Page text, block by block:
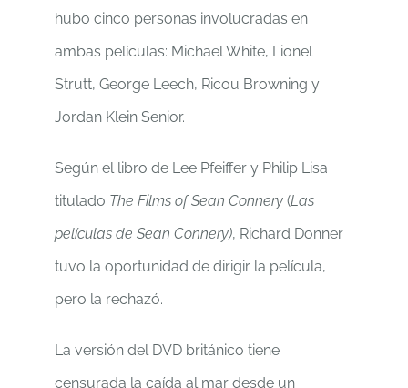
hubo cinco personas involucradas en
ambas películas: Michael White, Lionel
Strutt, George Leech, Ricou Browning y
Jordan Klein Senior.
Según el libro de Lee Pfeiffer y Philip Lisa
titulado The Films of Sean Connery (Las
películas de Sean Connery), Richard Donner
tuvo la oportunidad de dirigir la película,
pero la rechazó.
La versión del DVD británico tiene
censurada la caída al mar desde un